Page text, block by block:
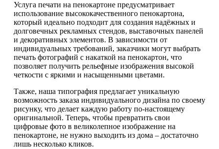
Услуга печати на пенокартоне предусматривает
использование высококачественного пенокартона,
который идеально подходит для создания надёжных и
долговечных рекламных стендов, выставочных панелей
и декоративных элементов. В зависимости от
индивидуальных требований, заказчики могут выбрать
печать фотографий с накаткой на пенокартон, что
позволяет получить рельефные изображения высокой
четкости с яркими и насыщенными цветами.
Также, наша типография предлагает уникальную
возможность заказа индивидуального дизайна по своему
рисунку, что делает каждую работу по-настоящему
оригинальной. Теперь, чтобы превратить свои
цифровые фото в великолепное изображение на
пенокартоне, не нужно выходить из дома – достаточно
лишь несколько кликов.